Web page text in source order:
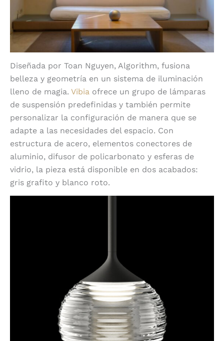
Diseñada por Toan Nguyen, Algorithm, fusiona
belleza y geometría en un sistema de iluminación
lleno de magia. Vibia ofrece un grupo de lámparas
de suspensión predefinidas y también permite
personalizar la configuración de manera que se
adapte a las necesidades del espacio. Con
estructura de acero, elementos conectores de
aluminio, difusor de policarbonato y esferas de
vidrio, la pieza está disponible en dos acabados:
gris grafito y blanco roto.